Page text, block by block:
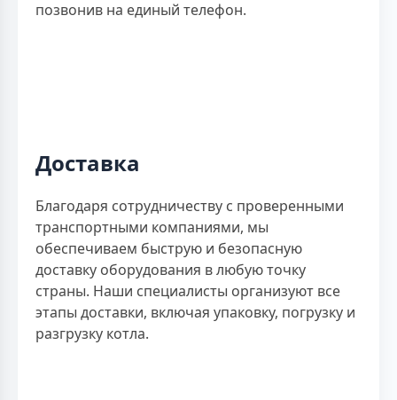
позвонив на единый телефон.
Доставка
Благодаря сотрудничеству с проверенными
транспортными компаниями, мы
обеспечиваем быструю и безопасную
доставку оборудования в любую точку
страны. Наши специалисты организуют все
этапы доставки, включая упаковку, погрузку и
разгрузку котла.